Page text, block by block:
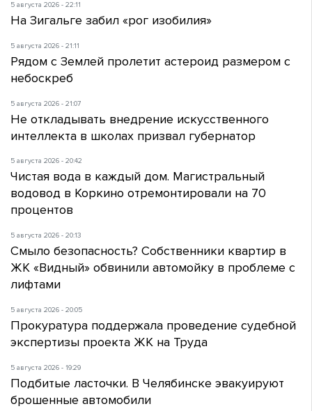
5 августа 2026 - 22:11
На Зигальге забил «рог изобилия»
5 августа 2026 - 21:11
Рядом с Землей пролетит астероид размером с
небоскреб
5 августа 2026 - 21:07
Не откладывать внедрение искусственного
интеллекта в школах призвал губернатор
5 августа 2026 - 20:42
Чистая вода в каждый дом. Магистральный
водовод в Коркино отремонтировали на 70
процентов
5 августа 2026 - 20:13
Смыло безопасность? Собственники квартир в
ЖК «Видный» обвинили автомойку в проблеме с
лифтами
5 августа 2026 - 20:05
Прокуратура поддержала проведение судебной
экспертизы проекта ЖК на Труда
5 августа 2026 - 19:29
Подбитые ласточки. В Челябинске эвакуируют
брошенные автомобили